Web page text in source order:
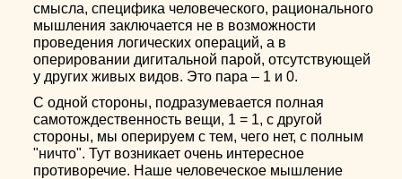
смысла, специфика человеческого, рационального
мышления заключается не в возможности
проведения логических операций, а в
оперировании дигитальной парой, отсутствующей
у других живых видов. Это пара – 1 и 0.
С одной стороны, подразумевается полная
самотождественность вещи, 1 = 1, с другой
стороны, мы оперируем с тем, чего нет, с полным
"ничто". Тут возникает очень интересное
противоречие. Наше человеческое мышление